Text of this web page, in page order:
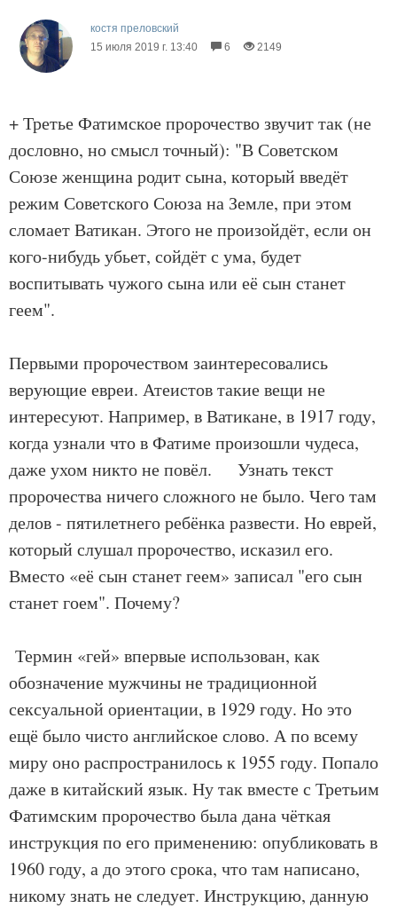
костя преловский
15 июля 2019 г. 13:40
6 2149
+ Третье Фатимское пророчество звучит так (не
дословно, но смысл точный): "В Советском
Союзе женщина родит сына, который введёт
режим Советского Союза на Земле, при этом
сломает Ватикан. Этого не произойдёт, если он
кого-нибудь убьет, сойдёт с ума, будет
воспитывать чужого сына или её сын станет
геем".
Первыми пророчеством заинтересовались
верующие евреи. Атеистов такие вещи не
интересуют. Например, в Ватикане, в 1917 году,
когда узнали что в Фатиме произошли чудеса,
даже ухом никто не повёл. Узнать текст
пророчества ничего сложного не было. Чего там
делов - пятилетнего ребёнка развести. Но еврей,
который слушал пророчество, исказил его.
Вместо «её сын станет геем» записал "его сын
станет гоем". Почему?
Термин «гей» впервые использован, как
обозначение мужчины не традиционной
сексуальной ориентации, в 1929 году. Но это
ещё было чисто английское слово. А по всему
миру оно распространилось к 1955 году. Попало
даже в китайский язык. Ну так вместе с Третьим
Фатимским пророчество была дана чёткая
инструкция по его применению: опубликовать в
1960 году, а до этого срока, что там написано,
никому знать не следует. Инструкцию, данную